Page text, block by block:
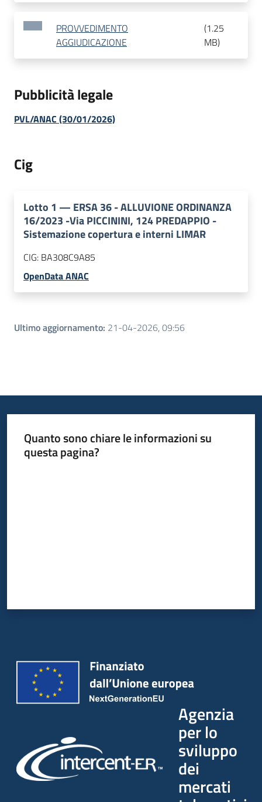
PROVVEDIMENTO
AGGIUDICAZIONE
(1.25
MB)
Pubblicità legale
PVL/ANAC (30/01/2026)
Cig
Lotto 1 — ERSA 36 - ALLUVIONE ORDINANZA
16/2023 -Via PICCININI, 124 PREDAPPIO -
Sistemazione copertura e interni LIMAR
CIG: BA308C9A85
OpenData ANAC
Ultimo aggiornamento: 21-04-2026, 09:56
Quanto sono chiare le informazioni su
questa pagina?
Agenzia
per lo
sviluppo
dei
mercati